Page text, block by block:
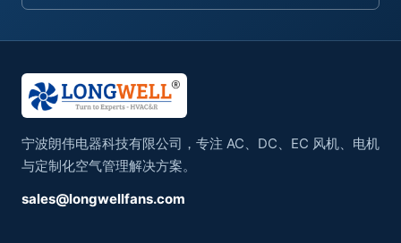
宁波朗伟电器科技有限公司，专注 AC、DC、EC 风机、电机
与定制化空气管理解决方案。
sales@longwellfans.com